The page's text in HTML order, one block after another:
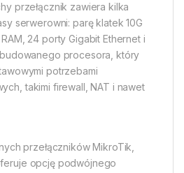
przełącznik zawiera kilka
serwerowni: parę klatek 10G
24 porty Gigabit Ethernet i
procesora, który
potrzebami
takimi firewall, NAT i nawet
przełączników MikroTik,
opcję podwójnego